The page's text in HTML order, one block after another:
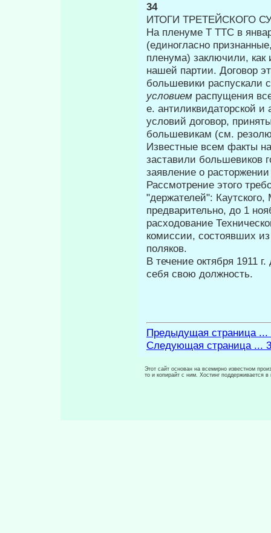
34
ИТОГИ ТРЕТЕЙСКОГО
На пленуме Τ TTC в
(единогласно
пленума) заключили,
нашей партии. Договор
большевики
условием распущения
е. антиликвидаторской
условий договор,
большевикам (см.
Известные всем факты
заставили большевиков
заявление о
Рассмотрение этого
"держателей":
предварительно, до 1
расходование
комиссии, состоявших
поляков.
В течение октября 1911
себя свою должность.
Предыдущая страница ...
Следующая страница ...
Этот сайт основан на всемирно известном
то и копирайт с ним. Хостинг поддерживается